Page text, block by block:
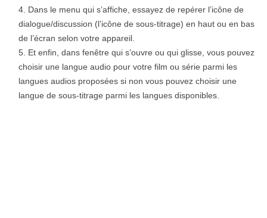
Dans le menu qui s’affiche, essayez de repérer l’icône de
dialogue/discussion (l’icône de sous-titrage) en haut ou en bas
de l’écran selon votre appareil.
Et enfin, dans fenêtre qui s’ouvre ou qui glisse, vous pouvez
choisir une langue audio pour votre film ou série parmi les
langues audios proposées si non vous pouvez choisir une
langue de sous-titrage parmi les langues disponibles.